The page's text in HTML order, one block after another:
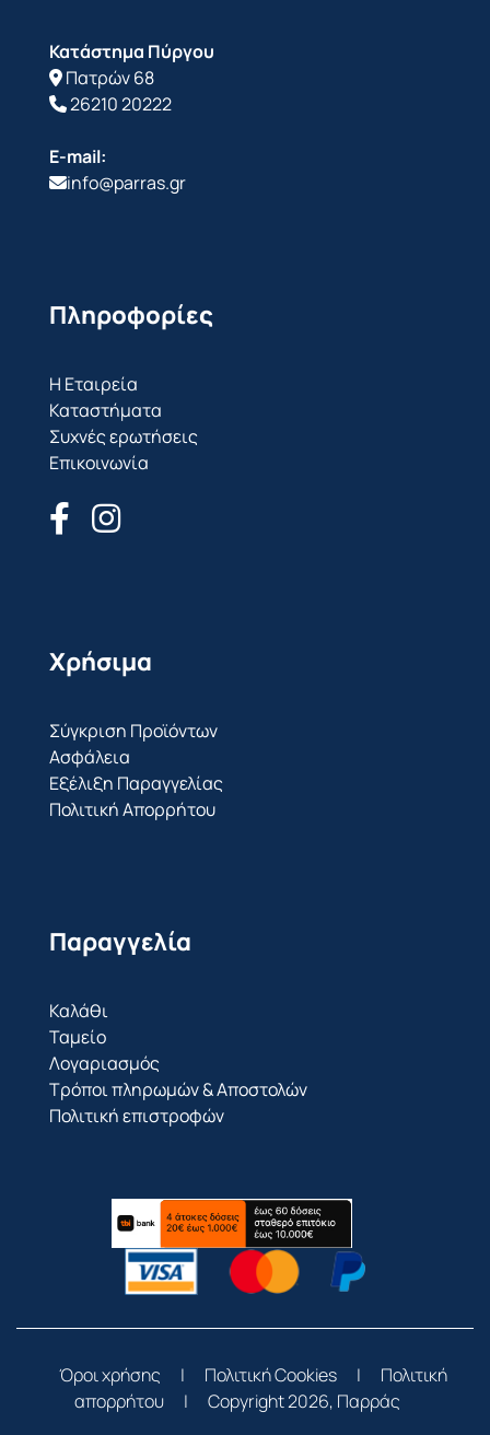
Κατάστημα Πύργου
Πατρών 68
26210 20222
E-mail:
info@parras.gr
Πληροφορίες
Η Εταιρεία
Καταστήματα
Συχνές ερωτήσεις
Επικοινωνία
Χρήσιμα
Σύγκριση Προϊόντων
Ασφάλεια
Εξέλιξη Παραγγελίας
Πολιτική Απορρήτου
Παραγγελία
Καλάθι
Ταμείο
Λογαριασμός
Τρόποι πληρωμών & Αποστολών
Πολιτική επιστροφών
Όροι χρήσης | Πολιτική Cookies |
Πολιτική
απορρήτου
| Copyright 2026, Παρράς